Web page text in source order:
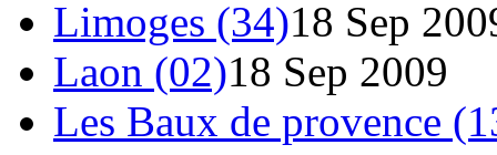
Limoges (34)18 Sep
Laon (02)18 Sep 2009
Les Baux de provence